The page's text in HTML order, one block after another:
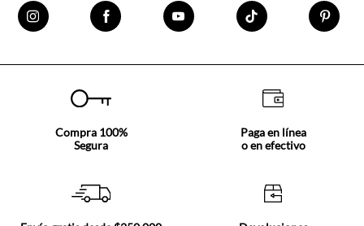
Compra 100%
Segura
Paga en línea
o en efectivo